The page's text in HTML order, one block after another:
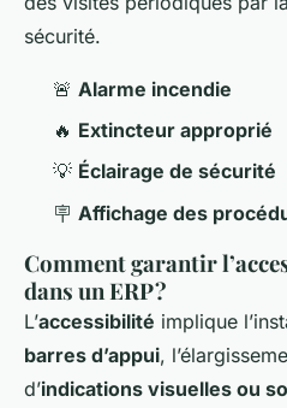
sécurité.
🚨 Alarme incendie
🔥 Extincteur approprié
💡 Éclairage de sécurité
🪧 Affichage des
Comment garantir
dans un ERP ?
L’accessibilité implique
barres d’appui,
d’indications visuelles ou